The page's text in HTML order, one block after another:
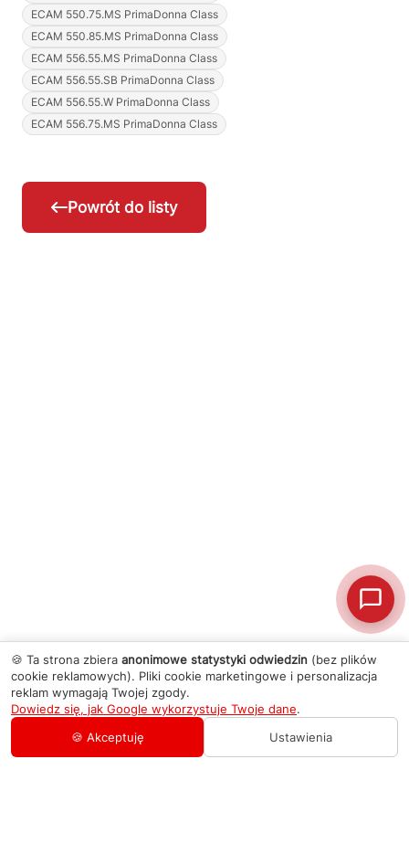
ECAM 550.75.MS PrimaDonna Class
ECAM 550.85.MS PrimaDonna Class
ECAM 556.55.MS PrimaDonna Class
ECAM 556.55.SB PrimaDonna Class
ECAM 556.55.W PrimaDonna Class
ECAM 556.75.MS PrimaDonna Class
Powrót do listy
🍪 Ta strona zbiera anonimowe statystyki odwiedzin (bez plików
cookie reklamowych). Pliki cookie marketingowe i personalizacja
reklam wymagają Twojej zgody.
Dowiedz się, jak Google wykorzystuje Twoje dane.
🍪 Akceptuję
Ustawienia